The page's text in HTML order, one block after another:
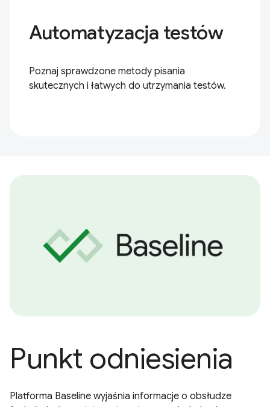
Automatyzacja testów
Poznaj sprawdzone metody pisania
skutecznych i łatwych do utrzymania testów.
Punkt odniesienia
Platforma Baseline wyjaśnia informacje o obsłudze